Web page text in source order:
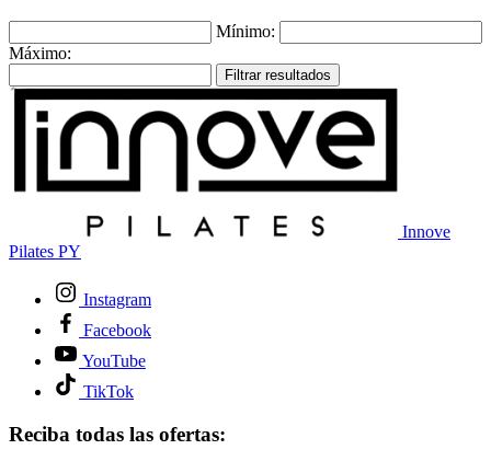
Mínimo:
Máximo:
Filtrar resultados
Innove
Pilates PY
Instagram
Facebook
YouTube
TikTok
Reciba todas las ofertas: